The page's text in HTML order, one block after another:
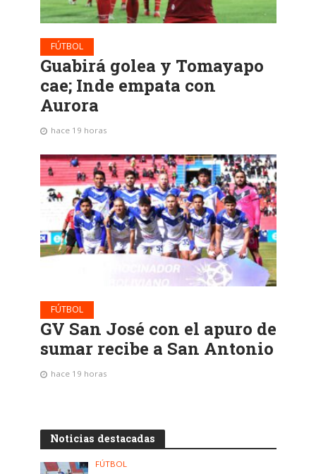
FÚTBOL
Guabirá golea y Tomayapo
cae; Inde empata con
Aurora
hace 19 horas
FÚTBOL
GV San José con el apuro de
sumar recibe a San Antonio
hace 19 horas
Noticias destacadas
FÚTBOL